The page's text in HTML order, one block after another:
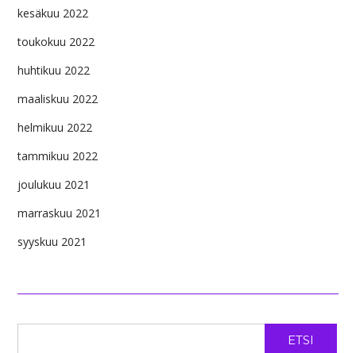
kesäkuu 2022
toukokuu 2022
huhtikuu 2022
maaliskuu 2022
helmikuu 2022
tammikuu 2022
joulukuu 2021
marraskuu 2021
syyskuu 2021
ETSI